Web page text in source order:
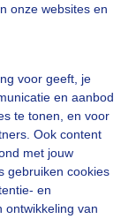
onze websites en
voor geeft, je
en aanbod
te tonen, en voor
Ook content
met jouw
gebruiken cookies
en
ontwikkeling van